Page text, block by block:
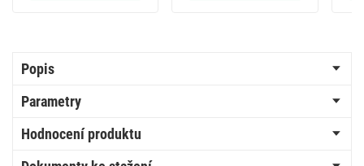
Popis
Parametry
Hodnocení produktu